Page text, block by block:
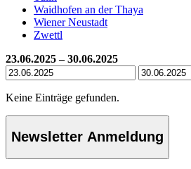
Waidhofen an der Thaya
Wiener Neustadt
Zwettl
23.06.2025 – 30.06.2025
Keine Einträge gefunden.
Newsletter Anmeldung